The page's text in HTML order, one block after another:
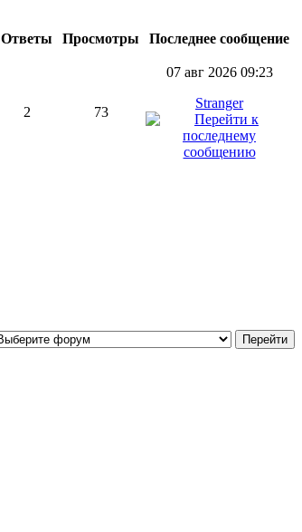
Ответы Просмотры Последнее сообщение
2 73
07 авг 2026 09:23
Stranger